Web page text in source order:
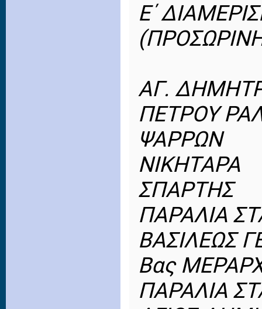
Ε΄
ΑΓ.
ΠΕΤΡΟΥ
ΨΑΡΡΩΝ
ΝΙΚΗΤΑΡΑ
ΣΠΑΡΤΗΣ
ΠΑΡΑΛΙΑ
ΒΑΣΙΛΕΩΣ
Βας
ΠΑΡΑΛΙΑ